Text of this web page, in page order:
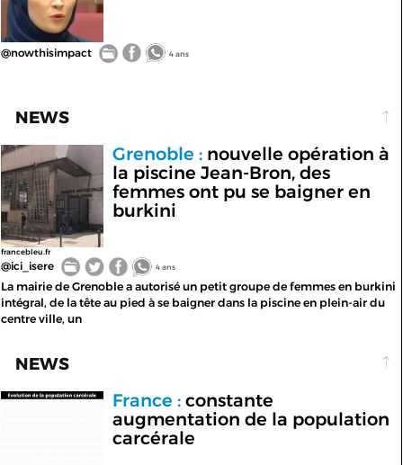
@nowthisimpact 4 ans
NEWS
francebleu.fr
Grenoble :nouvelle opération à
la piscine Jean-Bron, des
femmes ont pu se baigner en
burkini
@ici_isere 4 ans
La mairie de Grenoble a autorisé un petit groupe de femmes en burkini
intégral, de la tête au pied à se baigner dans la piscine en plein-air du
centre ville, un
NEWS
France :constante
augmentation de la population
carcérale